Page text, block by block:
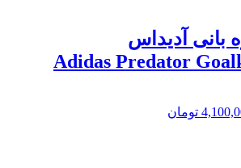
بانی آدیداس
تومان